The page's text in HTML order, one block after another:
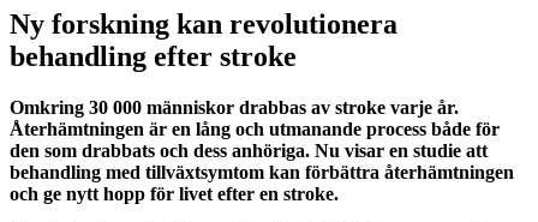
Ny forskning kan revolutionera
behandling efter stroke
Omkring 30 000 människor drabbas av stroke varje år.
Återhämtningen är en lång och utmanande process både för
den som drabbats och dess anhöriga. Nu visar en studie att
behandling med tillväxtsymtom kan förbättra återhämtningen
och ge nytt hopp för livet efter en stroke.